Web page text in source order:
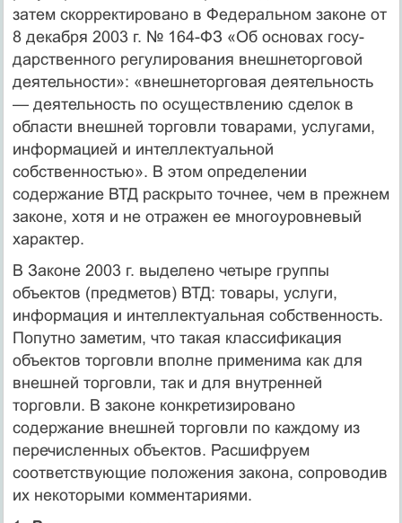
затем скорректировано в Федеральном законе от
8 декабря 2003 г. № 164-ФЗ «Об основах госу­
дарственного регулирования внешнеторговой
деятельности»: «внеш­неторговая деятельность
— деятельность по осуществлению сделок в
области внешней торговли товарами, услугами,
информацией и интел­лектуальной
собственностью». В этом определении
содержание ВТД раскрыто точнее, чем в прежнем
законе, хотя и не отражен ее много­уровневый
характер.
В Законе 2003 г. выделено четыре группы
объектов (предметов) ВТД: товары, услуги,
информация и интеллектуальная собственность.
Попутно заметим, что такая классификация
объектов торговли вполне применима как для
внешней торговли, так и для внутренней
торговли. В законе конкретизировано
содержание внешней торговли по каждому из
перечисленных объектов. Расшифруем
соответствующие поло­жения закона, сопроводив
их некоторыми комментариями.